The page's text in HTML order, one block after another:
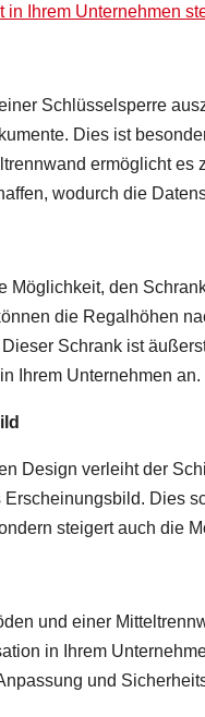
Ihrem Unternehmen
Schlüsselsperre
Dies ist
ermöglicht
wodurch die
Möglichkeit, den
die Regalhöhen
Schrank ist
Ihrem Unternehmen an.
Design verleiht der
Dies
steigert auch die
und einer
in Ihrem
und